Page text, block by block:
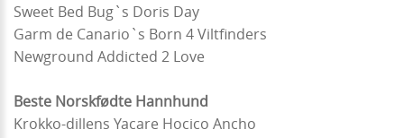
Sweet Bed Bug`s Doris Day
Garm de Canario`s Born 4 Viltfinders
Newground Addicted 2 Love
Beste Norskfødte Hannhund
Krokko-dillens Yacare Hocico Ancho